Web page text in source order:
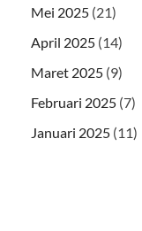
Mei 2025 (21)
April 2025 (14)
Maret 2025 (9)
Februari 2025 (7)
Januari 2025 (11)